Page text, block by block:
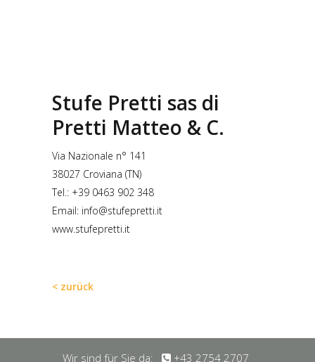
Stufe Pretti sas di
Pretti Matteo & C.
Via Nazionale n° 141
38027 Croviana (TN)
Tel.: +39 0463 902 348
Email: info@stufepretti.it
www.stufepretti.it
< zurück
Wir sind für Sie da: +43 2754 2707